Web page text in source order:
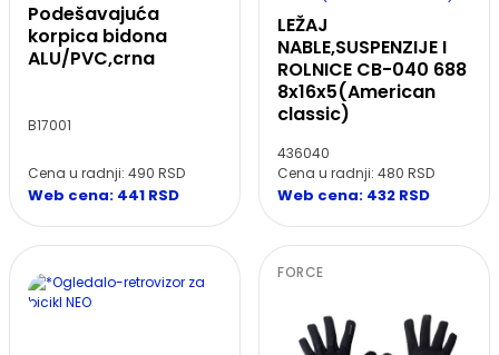
Podešavajuća
korpica bidona
ALU/PVC,crna
B17001
Cena u radnji: 490 RSD
Web cena: 441 RSD
LEŽAJ
NABLE,SUSPENZIJE I
ROLNICE CB-040 688
8x16x5(American
classic)
436040
Cena u radnji: 480 RSD
Web cena: 432 RSD
FORCE